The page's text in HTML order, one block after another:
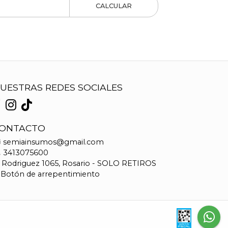
CALCULAR
REDES SOCIALES
semiainsumos@gmail.com
3413075600
Rodriguez 1065, Rosario - SOLO RETIROS
de arrepentimiento